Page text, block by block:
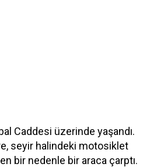
Caddesi üzerinde yaşandı.
seyir halindeki motosiklet
bir nedenle bir araca çarptı.